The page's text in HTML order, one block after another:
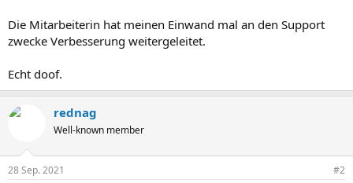
Die Mitarbeiterin hat meinen Einwand mal an den Support
zwecke Verbesserung weitergeleitet.
Echt doof.
rednag
Well-known member
28 Sep. 2021 #2